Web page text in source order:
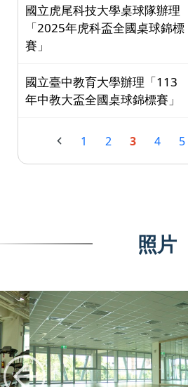
國立虎尾科技大學桌球隊辦理
「2025年虎科盃全國桌球錦標
賽」
國立臺中教育大學辦理「113
年中教大盃全國桌球錦標賽」
1 2 3 4 5
照片